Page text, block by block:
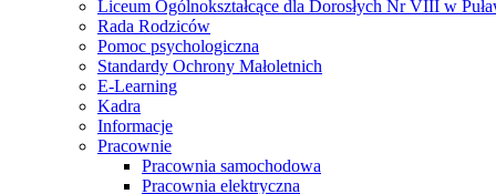
Liceum Ogólnokształcące dla Dorosłych Nr VIII w
Rada Rodziców
Pomoc psychologiczna
Standardy Ochrony Małoletnich
E-Learning
Kadra
Informacje
Pracownie
Pracownia samochodowa
Pracownia elektryczna